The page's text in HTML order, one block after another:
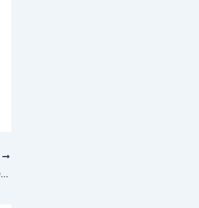
MARIJA: JESUS FALANDO AJUDA O VATICANO